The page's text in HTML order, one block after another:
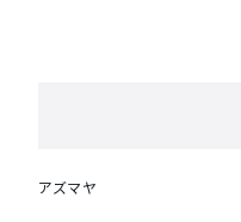
アズマヤ